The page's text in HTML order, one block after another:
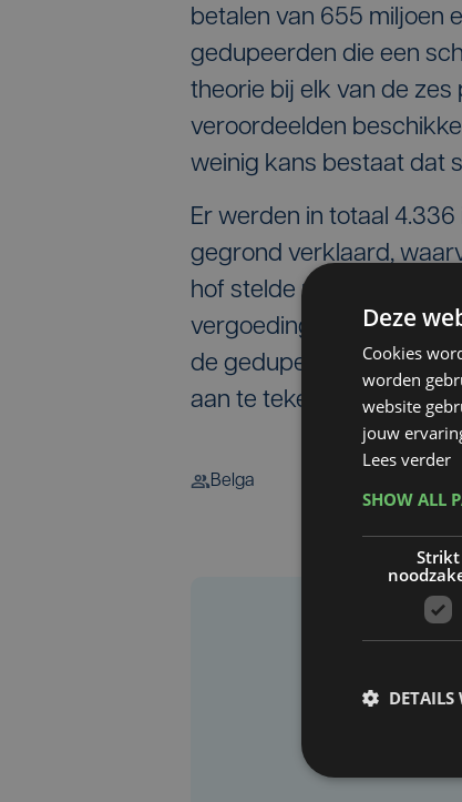
betalen van 655 miljoen
gedupeerden die een
theorie bij elk van de
veroordeelden
weinig kans bestaat dat
Er werden in totaal
gegrond verklaard,
hof stelde na het arrest
vergoeding te laten
de gedupeerden. De
aan te tekenen tegen het
Belga
Deze
Cookies
worden
website
jouw
Lees verder
SHOW ALL
Strikt
DETAILS